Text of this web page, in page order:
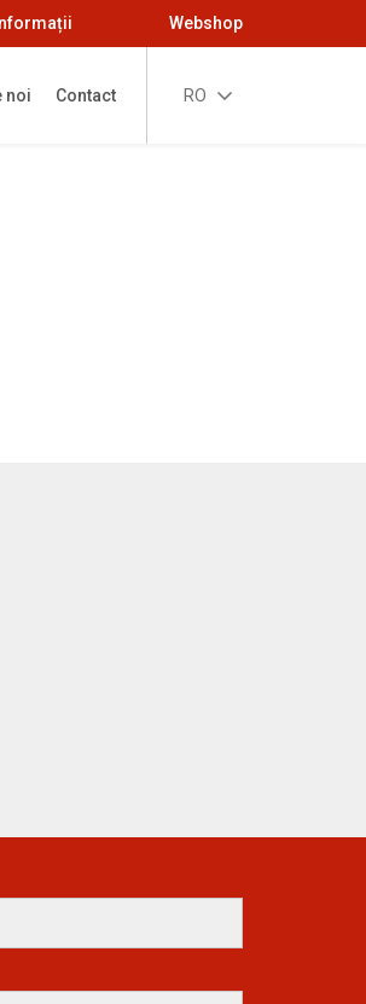
Informații Webshop
RO
noi Contact